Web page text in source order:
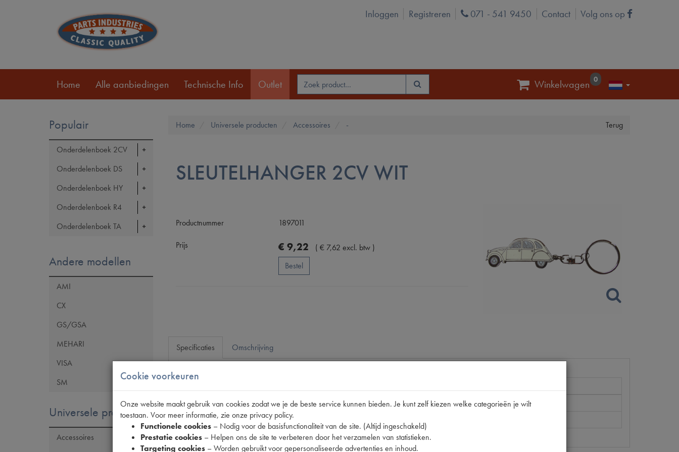
Inloggen Registreren Phone
071 - 541 9450 Contact Volg ons op
Home Alle aanbiedingen Technische Info Outlet Winkelwagen 0
Populair
Onderdelenboek 2CV
Onderdelenboek DS
Onderdelenboek HY
Onderdelenboek R4
Onderdelenboek TA
Andere modellen
AMI
CX
GS/GSA
MEHARI
VISA
SM
Universele producten
Accessoires
Terug
Home Universele producten Accessoires -
SLEUTELHANGER 2CV WIT
Productnummer 1897011
Prijs € 9,22 (€ 7,62 excl. btw )
Bestel
Specificaties Omschrijving
Model Citroën
2CV
Codes
Cookie voorkeuren
Onze website maakt gebruik van cookies zodat we je de beste service kunnen bieden. Je kunt zelf kiezen welke categorieën je wilt
toestaan. Voor meer informatie, zie onze privacy policy.
Functionele cookies – Nodig voor de basisfunctionaliteit van de site. (Altijd ingeschakeld)
Prestatie cookies – Helpen ons de site te verbeteren door het verzamelen van statistieken.
Targeting cookies – Worden gebruikt voor gepersonaliseerde advertenties en inhoud.